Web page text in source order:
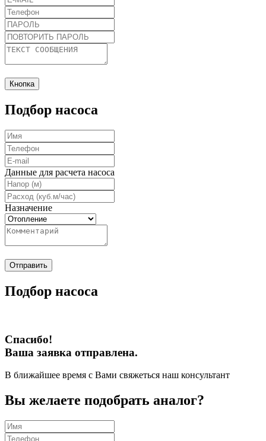
Кнопка
Подбор насоса
Данные для расчета насоса
Назначение
Отправить
Подбор насоса
Спасибо!
Ваша заявка отправлена.
В ближайшее время с Вами свяжеться наш консультант
Вы желаете подобрать аналог?